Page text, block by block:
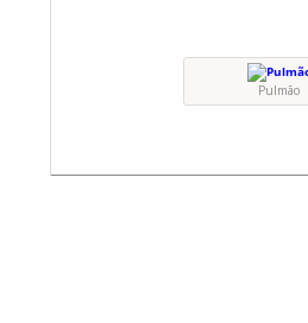
Pulmão